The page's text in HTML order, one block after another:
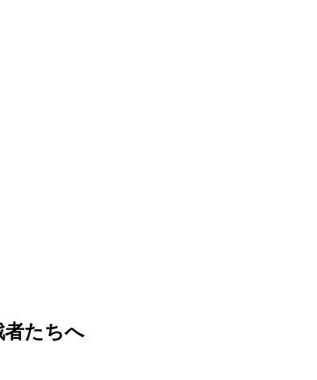
者たちへ